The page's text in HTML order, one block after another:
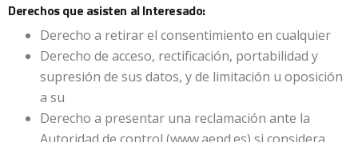
Derechos que asisten al Interesado:
Derecho a retirar el consentimiento en cualquier
Derecho de acceso, rectificación, portabilidad y
supresión de sus datos, y de limitación u oposición
a su
Derecho a presentar una reclamación ante la